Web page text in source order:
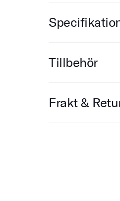
Tillbehör
Frakt &